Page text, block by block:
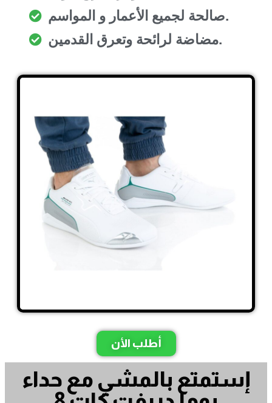
صالحة لجميع الأعمار و المواسم.
مضاضة لرائحة وتعرق القدمين.
أطلب الأن
إستمتع بالمشي مع حداء